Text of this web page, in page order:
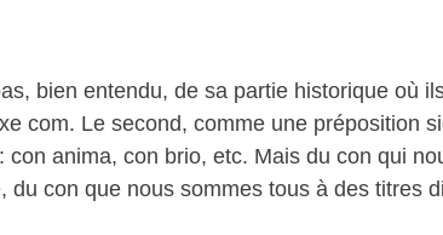
bien entendu, de sa partie historique où
com. Le second, comme une préposition
anima, con brio, etc. Mais du con qui
con que nous sommes tous à des titres